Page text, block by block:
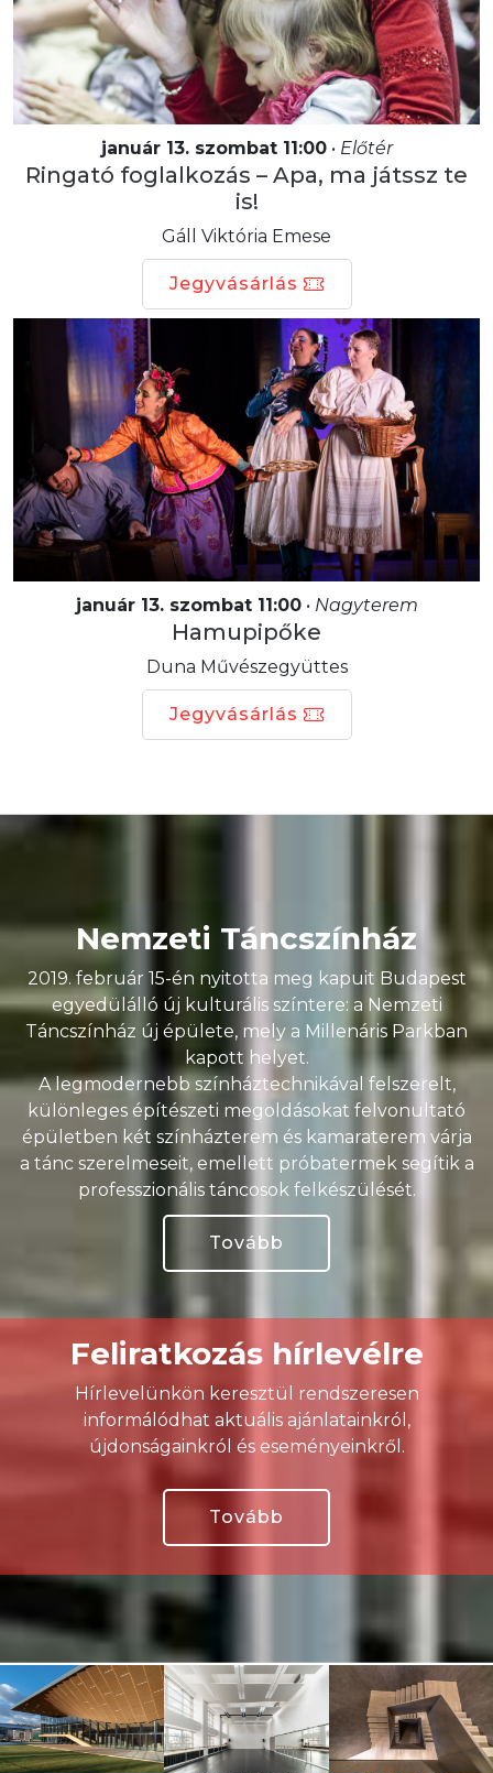
január 13. szombat 11:00• Előtér
Ringató foglalkozás – Apa, ma játssz te
is!
Gáll Viktória Emese
Jegyvásárlás
január 13. szombat 11:00• Nagyterem
Hamupipőke
Duna Művészegyüttes
Jegyvásárlás
Nemzeti Táncszínház
2019. február 15-én nyitotta meg kapuit Budapest
egyedülálló új kulturális színtere: a Nemzeti
Táncszínház új épülete, mely a Millenáris Parkban
kapott helyet.
A legmodernebb színháztechnikával felszerelt,
különleges építészeti megoldásokat felvonultató
épületben két színházterem és kamaraterem várja
a tánc szerelmeseit, emellett próbatermek segítik a
professzionális táncosok felkészülését.
Tovább
Feliratkozás hírlevélre
Hírlevelünkön keresztül rendszeresen
informálódhat aktuális ajánlatainkról,
újdonságainkról és eseményeinkről.
Tovább